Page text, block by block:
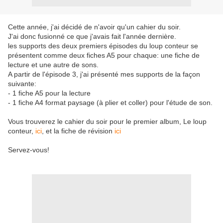
Cette année, j'ai décidé de n'avoir qu'un cahier du soir.
J'ai donc fusionné ce que j'avais fait l'année dernière.
les supports des deux premiers épisodes du loup conteur se
présentent comme deux fiches A5 pour chaque: une fiche de
lecture et une autre de sons.
A partir de l'épisode 3, j'ai présenté mes supports de la façon
suivante:
- 1 fiche A5 pour la lecture
- 1 fiche A4 format paysage (à plier et coller) pour l'étude de son.
Vous trouverez le cahier du soir pour le premier album, Le loup
conteur, ici , et la fiche de révision ici
Servez-vous!